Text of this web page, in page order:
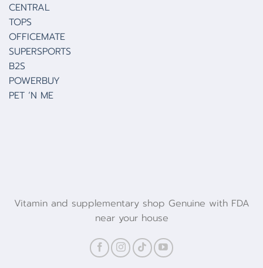
CENTRAL
TOPS
OFFICEMATE
SUPERSPORTS
B2S
POWERBUY
PET ‘N ME
Vitamin and supplementary shop Genuine with FDA
near your house